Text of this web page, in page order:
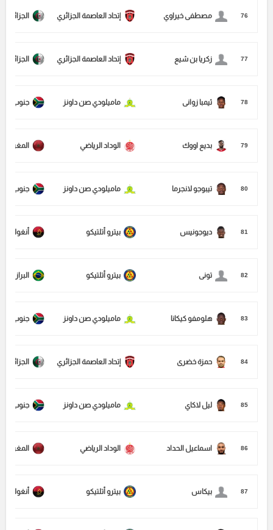
76 مصطفى خيراوي إتحاد العاصمة الجزائري الجزائر
77 زكريا بن شيع إتحاد العاصمة الجزائري الجزائر
78 ثيمبا زوانى ماميلودي صن داونز جنوب
79 بديع اووك الوداد الرياضي المغرب
80 تيبوجو لانجرما ماميلودي صن داونز جنوب
81 ديوجونيس بيترو أتلتيكو أنغولا
82 تونى بيترو أتلتيكو البرازيل
83 هلومفو كيكانا ماميلودي صن داونز جنوب
84 حمزة خضرى إتحاد العاصمة الجزائري الجزائر
85 ليل لاكاي ماميلودي صن داونز جنوب
86 اسماعيل الحداد الوداد الرياضي المغرب
87 بيكاس بيترو أتلتيكو أنغولا